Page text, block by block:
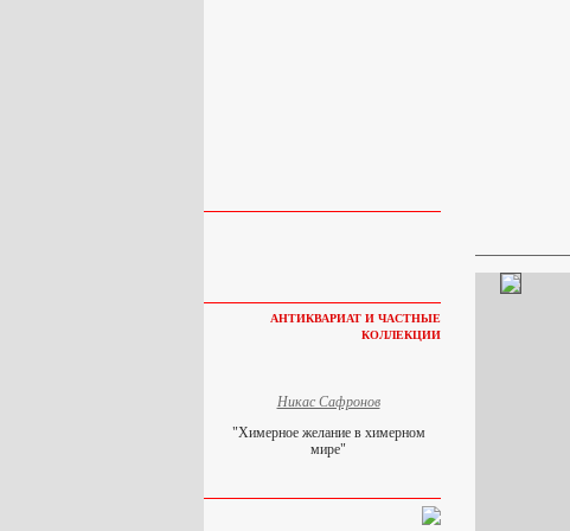
АНТИКВАРИАТ И ЧАСТНЫЕ
КОЛЛЕКЦИИ
Никас Сафронов
"Химерное желание в химерном
мире"